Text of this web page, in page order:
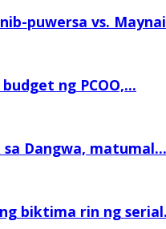
puwersa vs.
ng PCOO,...
Dangwa, matumal...
biktima rin ng